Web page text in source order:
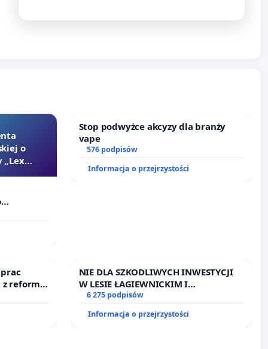
o
„Lex
Stop podwyżce akcyzy dla branży
vape
576 podpisów
Informacja o przejrzystości
reformą
NIE DLA SZKODLIWYCH INWESTYCJI
W LESIE ŁAGIEWNICKIM I
ARTURÓWKU
6 275 podpisów
Informacja o przejrzystości